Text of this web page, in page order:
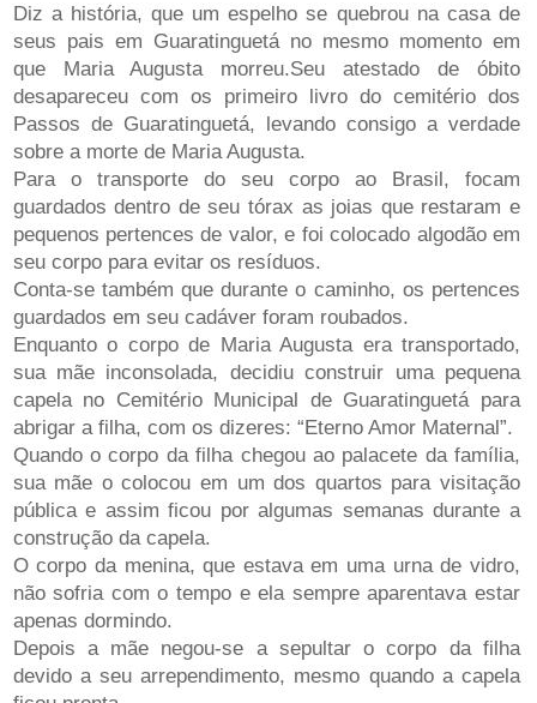
Diz a história, que um espelho se quebrou na casa de
seus pais em Guaratinguetá no mesmo momento em
que Maria Augusta morreu.Seu atestado de óbito
desapareceu com os primeiro livro do cemitério dos
Passos de Guaratinguetá, levando consigo a verdade
sobre a morte de Maria Augusta.
Para o transporte do seu corpo ao Brasil, focam
guardados dentro de seu tórax as joias que restaram e
pequenos pertences de valor, e foi colocado algodão em
seu corpo para evitar os resíduos.
Conta-se também que durante o caminho, os pertences
guardados em seu cadáver foram roubados.
Enquanto o corpo de Maria Augusta era transportado,
sua mãe inconsolada, decidiu construir uma pequena
capela no Cemitério Municipal de Guaratinguetá para
abrigar a filha, com os dizeres: “Eterno Amor Maternal”.
Quando o corpo da filha chegou ao palacete da família,
sua mãe o colocou em um dos quartos para visitação
pública e assim ficou por algumas semanas durante a
construção da capela.
O corpo da menina, que estava em uma urna de vidro,
não sofria com o tempo e ela sempre aparentava estar
apenas dormindo.
Depois a mãe negou-se a sepultar o corpo da filha
devido a seu arrependimento, mesmo quando a capela